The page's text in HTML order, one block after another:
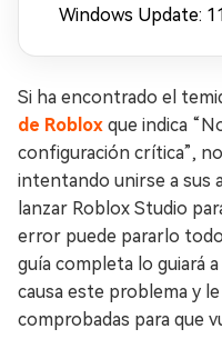
Windows Update:
Si ha encontrado el
de Roblox que indica
configuración crítica”,
intentando unirse a sus
lanzar Roblox Studio
error puede pararlo
guía completa lo guiará
causa este problema y
comprobadas para que